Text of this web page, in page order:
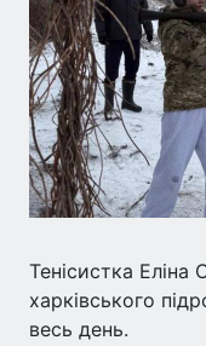
Тенісистка Еліна
харківського
весь день.